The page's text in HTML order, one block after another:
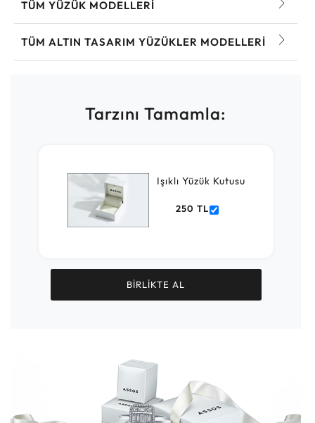
TÜM YÜZÜK MODELLERI
TÜM ALTIN TASARIM YÜZÜKLER MODELLERI
Tarzını Tamamla:
Işıklı Yüzük Kutusu
250 TL
BİRLİKTE AL